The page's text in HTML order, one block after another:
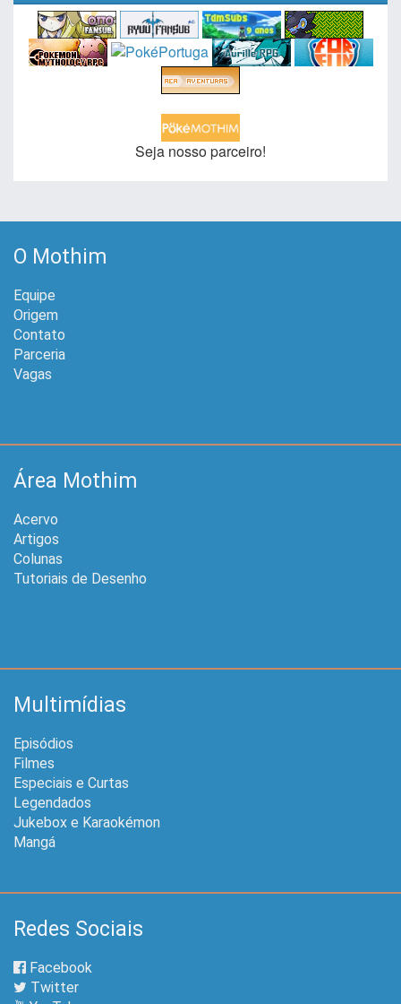
Seja nosso parceiro!
O Mothim
Equipe
Origem
Contato
Parceria
Vagas
Área Mothim
Acervo
Artigos
Colunas
Tutoriais de Desenho
Multimídias
Episódios
Filmes
Especiais e Curtas
Legendados
Jukebox e Karaokémon
Mangá
Redes Sociais
Facebook
Twitter